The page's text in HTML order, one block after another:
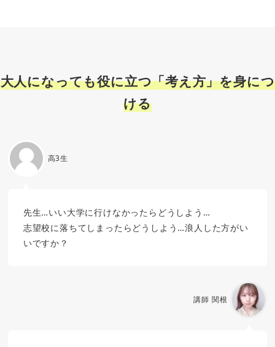
大人になっても役に立つ「考え方」を身につ
ける
高3生
先生…いい大学に行けなかったらどうしよう…
志望校に落ちてしまったらどうしよう…浪人した方がい
いですか？
講師 関根